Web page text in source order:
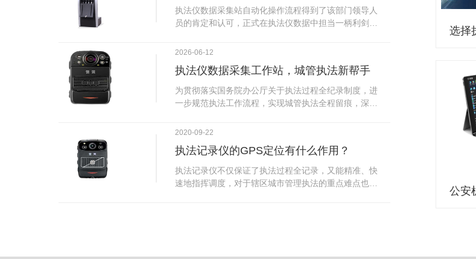
检门可以防范于未然。1月6号当天，南宁市第二医院刚
试行安检的首日，检查出10多把各类刀具和一把管制类
可以，能够保障急诊的快速通道顺畅就可以。
执法仪数据采集站自动化操作流程得到了该部门领导人
员的肯定和认可，正式在执法仪数据中担当一柄利剑。
步，首先执法仪数据采集站支持多台执法仪同时上传数
取目标对象，并同步到采集站中，此外设备具有断点续
传的功能，如果碰到网络故障，可以从已经上传或下载
的部分开始继续上传下载未完成的部分，而没有必要从
据和自动充电，方便执法人员下次直接使用，提高执法
仪数据效率。执法仪数据采集站还具有强大的数据存储
据，将统计结果以图表或者报表的形式呈现；设备设置
有用户操作权限管理，自动将用户警员编号与执法仪编
2026-06-12
执法仪数据采集工作站，城管执法新帮手
为贯彻落实国务院办公厅关于执法过程全纪录制度，进
一步规范执法工作流程，实现城管执法全程留痕，深入
手。执法记录仪是我们队员在路面执法的必备品，它忠
盾的发生。现在有了执法仪数据采集工作站，执法队员
的担忧便得到有效的解决。每个采集工作站可支持多台
执法记录仪设备同时上传数据，队员当天使用当天上
充电、校校时，做执法记录仪的贴心小"保姆"。随着群
2020-09-22
执法记录仪的GPS定位有什么作用？
执法记录仪不仅保证了执法过程全记录，又能精准、快
速地指挥调度，对于辖区城市管理执法的重点难点也能